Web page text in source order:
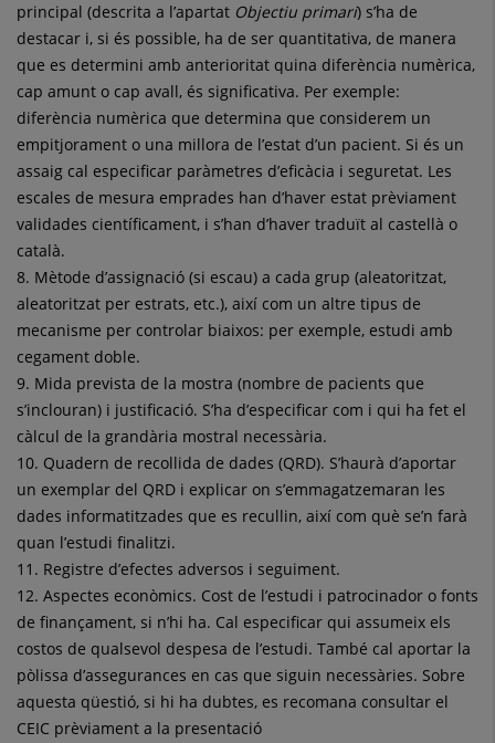
principal (descrita a l’apartat Objectiu primari) s’ha de
destacar i, si és possible, ha de ser quantitativa, de manera
que es determini amb anterioritat quina diferència numèrica,
cap amunt o cap avall, és significativa. Per exemple:
diferència numèrica que determina que considerem un
empitjorament o una millora de l’estat d’un pacient. Si és un
assaig cal especificar paràmetres d’eficàcia i seguretat. Les
escales de mesura emprades han d’haver estat prèviament
validades científicament, i s’han d’haver traduït al castellà o
català.
8. Mètode d’assignació (si escau) a cada grup (aleatoritzat,
aleatoritzat per estrats, etc.), així com un altre tipus de
mecanisme per controlar biaixos: per exemple, estudi amb
cegament doble.
9. Mida prevista de la mostra (nombre de pacients que
s’inclouran) i justificació. S’ha d’especificar com i qui ha fet el
càlcul de la grandària mostral necessària.
10. Quadern de recollida de dades (QRD). S’haurà d’aportar
un exemplar del QRD i explicar on s’emmagatzemaran les
dades informatitzades que es recullin, així com què se’n farà
quan l’estudi finalitzi.
11. Registre d’efectes adversos i seguiment.
12. Aspectes econòmics. Cost de l’estudi i patrocinador o fonts
de finançament, si n’hi ha. Cal especificar qui assumeix els
costos de qualsevol despesa de l’estudi. També cal aportar la
pòlissa d’assegurances en cas que siguin necessàries. Sobre
aquesta qüestió, si hi ha dubtes, es recomana consultar el
CEIC prèviament a la presentació